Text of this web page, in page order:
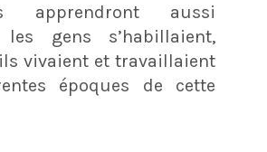
apprendront aussi
les gens s’habillaient,
vivaient et travaillaient
époques de cette